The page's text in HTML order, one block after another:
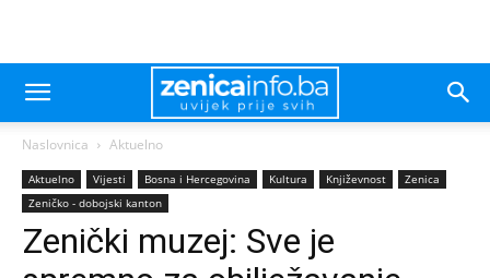
Naslovnica Aktuelno
Aktuelno Vijesti Bosna i Hercegovina Kultura Književnost
Zenica
Zeničko - dobojski kanton
Zenički muzej: Sve je